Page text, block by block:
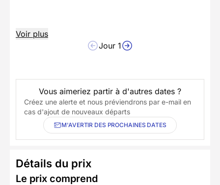
Voir plus
Jour 1
Vous aimeriez partir à d'autres dates ?
Créez une alerte et nous préviendrons par e-mail en
cas d'ajout de nouveaux départs
M'AVERTIR DES PROCHAINES DATES
Détails du prix
Le prix comprend